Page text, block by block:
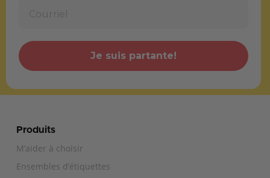
Je suis partante!
Produits
M’aider à choisir
Ensembles d’étiquettes